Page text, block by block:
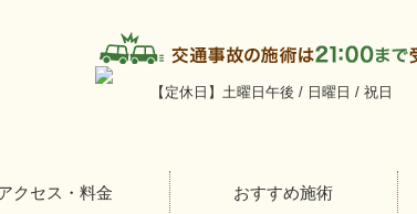
【定休日】土曜日午後 / 日曜日 / 祝日
クセス・料金 おすすめ施術